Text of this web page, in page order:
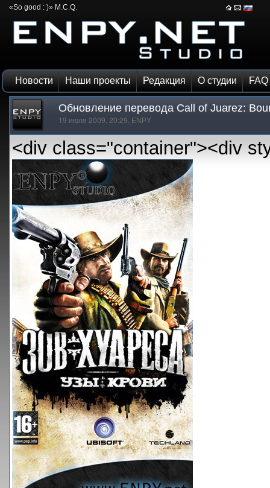
«So good : )» M.C.Q.
Новости Наши проекты Редакция О студии FAQ
Обновление перевода Call of Juarez:
19 июля 2009, 20:29, ENPY
<div class="container"><div